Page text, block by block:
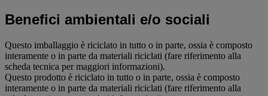
Benefici ambientali e/o sociali
Questo imballaggio è riciclato in tutto o in parte, ossia è composto
interamente o in parte da materiali riciclati (fare riferimento alla
scheda tecnica per maggiori informazioni).
Questo prodotto è riciclato in tutto o in parte, ossia è composto
interamente o in parte da materiali riciclati (fare riferimento alla